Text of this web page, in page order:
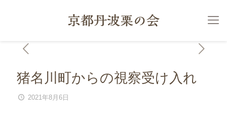
猪名川町からの視察受け入れ
2021年8月6日